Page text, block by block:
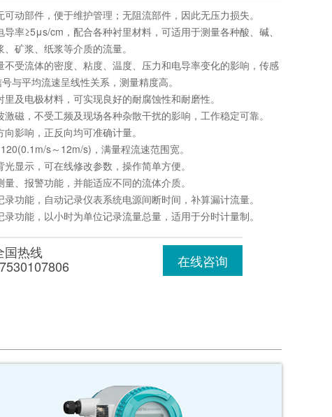
动部件，便于维护管理；无阻流部件，因此无压力损失。
率≥5μs/cm，配合各种衬里材料，可适用于测量各种酸、碱、
矿浆、纸浆等介质的流量。
受流体的密度、粘度、温度、压力和电导率变化的影响，传感
与平均流速呈线性关系，测量精度高。
及电极材料，可实现良好的耐腐蚀性和耐磨性。
磁，不受工频及现场各种杂散干扰的影响，工作稳定可靠。
影响，正反向均可准确计量。
s～12m/s)，满量程流速范围宽。
显示，可在线修改参数，操作简单方便。
、报警功能，并能适应不同的流体介质。
功能，自动记录仪表系统电源间断时间，补算漏计流量。
功能，以小时为单位记录流量总量，适用于分时计量制。
在线咨询
国热线